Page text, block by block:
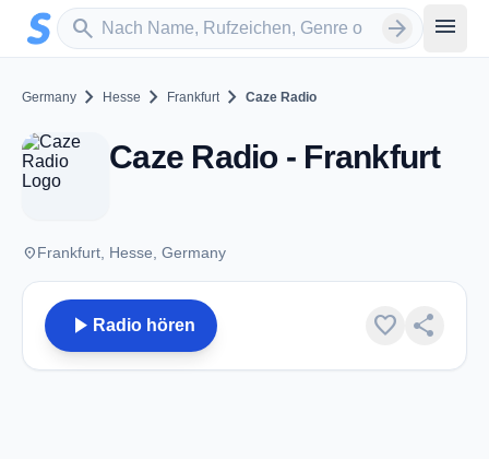
Zum Hauptinhalt springen
search
Sender suchen arrow_forward menu
Germany chevron_right Hesse chevron_right Frankfurt chevron_right Caze Radio
Caze Radio - Frankfurt
placeFrankfurt, Hesse, Germany
play_arrow Radio hören favorite share